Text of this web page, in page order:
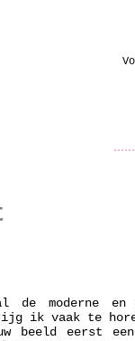
de moderne
ik vaak te
beeld eerst